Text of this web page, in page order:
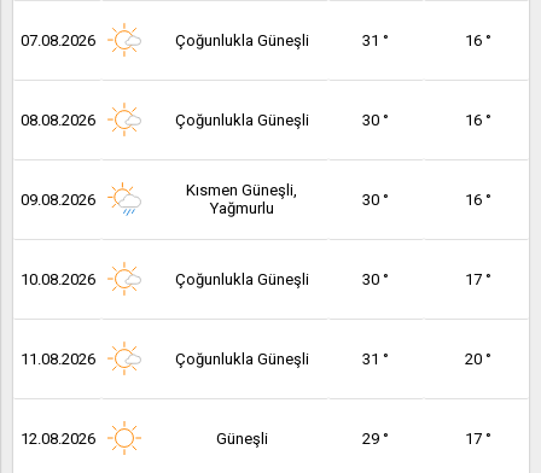
07.08.2026 Çoğunlukla Güneşli 31 ° 16 °
08.08.2026 Çoğunlukla Güneşli 30 ° 16 °
09.08.2026
Kısmen Güneşli,
Yağmurlu
30 ° 16 °
10.08.2026 Çoğunlukla Güneşli 30 ° 17 °
11.08.2026 Çoğunlukla Güneşli 31 ° 20 °
12.08.2026 Güneşli 29 ° 17 °